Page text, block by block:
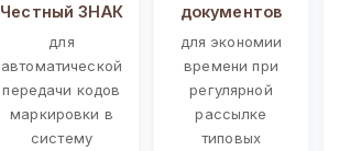
Честный ЗНАК
для
автоматической
передачи кодов
маркировки в
систему
документов
для экономии
времени при
регулярной
рассылке
типовых